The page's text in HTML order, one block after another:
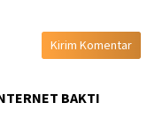
BAKTI